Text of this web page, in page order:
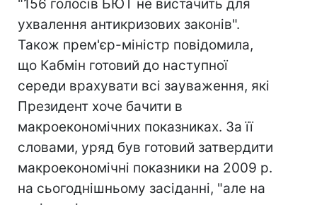
"156 голосів БЮТ не вистачить для
ухвалення антикризових законів".
Також прем'єр-міністр повідомила,
що Кабмін готовий до наступної
середи врахувати всі зауваження, які
Президент хоче бачити в
макроекономічних показниках. За її
словами, уряд був готовий затвердити
макроекономічні показники на 2009 р.
на сьогоднішньому засіданні, "але на